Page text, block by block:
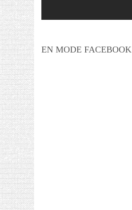
EN MODE FACEBOOK